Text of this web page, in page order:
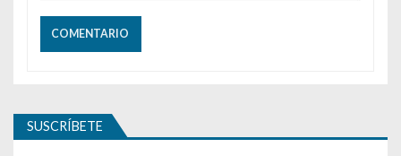
SUSCRÍBETE